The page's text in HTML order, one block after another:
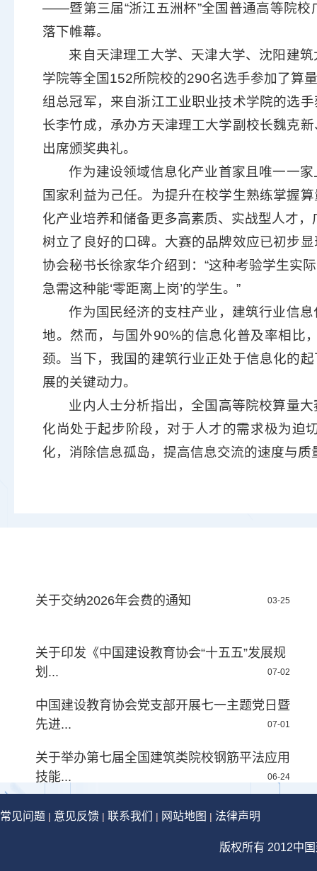
——暨第三届“浙江五洲杯”全国普通高等院校
落下帷幕。
来自天津理工大学、天津大学、沈阳建
学院等全国152所院校的290名选手参加了算
组总冠军，来自浙江工业职业技术学院的选
长李竹成，承办方天津理工大学副校长魏克
出席颁奖典礼。
作为建设领域信息化产业首家且唯一一
国家利益为己任。为提升在校学生熟练掌握
化产业培养和储备更多高素质、实战型人才
树立了良好的口碑。大赛的品牌效应已初步
协会秘书长徐家华介绍到：“这种考验学生实
急需这种能‘零距离上岗’的学生。”
作为国民经济的支柱产业，建筑行业信
地。然而，与国外90%的信息化普及率相比
颈。当下，我国的建筑行业正处于信息化的
展的关键动力。
业内人士分析指出，全国高等院校算量
化尚处于起步阶段，对于人才的需求极为迫
化，消除信息孤岛，提高信息交流的速度与
关于交纳2026年会费的通知 03-25
关于印发《中国建设教育协会“十五五”发展规
划...
07-02
中国建设教育协会党支部开展七一主题党日暨
先进...
07-01
关于举办第七届全国建筑类院校钢筋平法应用
技能...
06-24
常见问题 | 意见反馈 | 联系我们 | 网站地图 | 法律声明
版权所有 2012中